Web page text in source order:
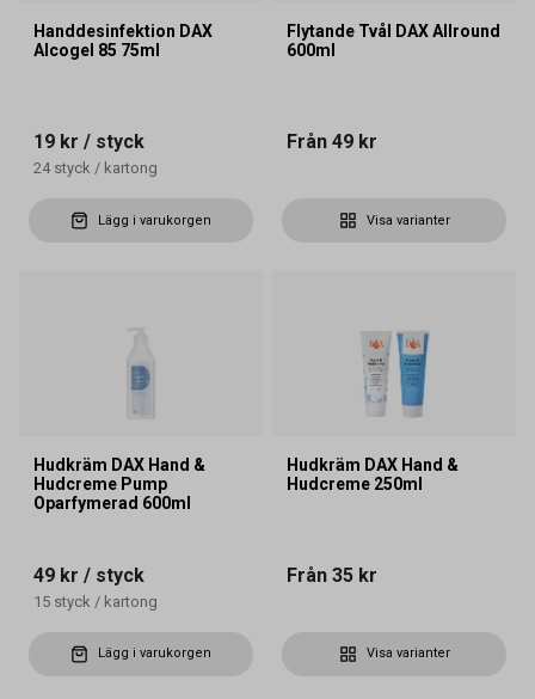
Handdesinfektion DAX
Alcogel 85 75ml
19 kr / styck
24 styck / kartong
Lägg i varukorgen
Flytande Tvål DAX Allround
600ml
Från 49 kr
Visa varianter
Hudkräm DAX Hand &
Hudcreme Pump
Oparfymerad 600ml
49 kr / styck
15 styck / kartong
Lägg i varukorgen
Hudkräm DAX Hand &
Hudcreme 250ml
Från 35 kr
Visa varianter